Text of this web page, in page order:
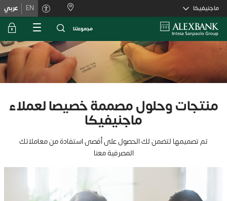
Skiplinks
ماجنيفيكا EN عربي
ﻣﺟﻣوﻋﺗﻧﺎ
منتجات وحلول مصممة خصيصا لعملاء
ماجنيفيكا
تم تصميمها لتضمن لك الحصول على أقصى استفادة من معاملاتك
المصرفية معنا